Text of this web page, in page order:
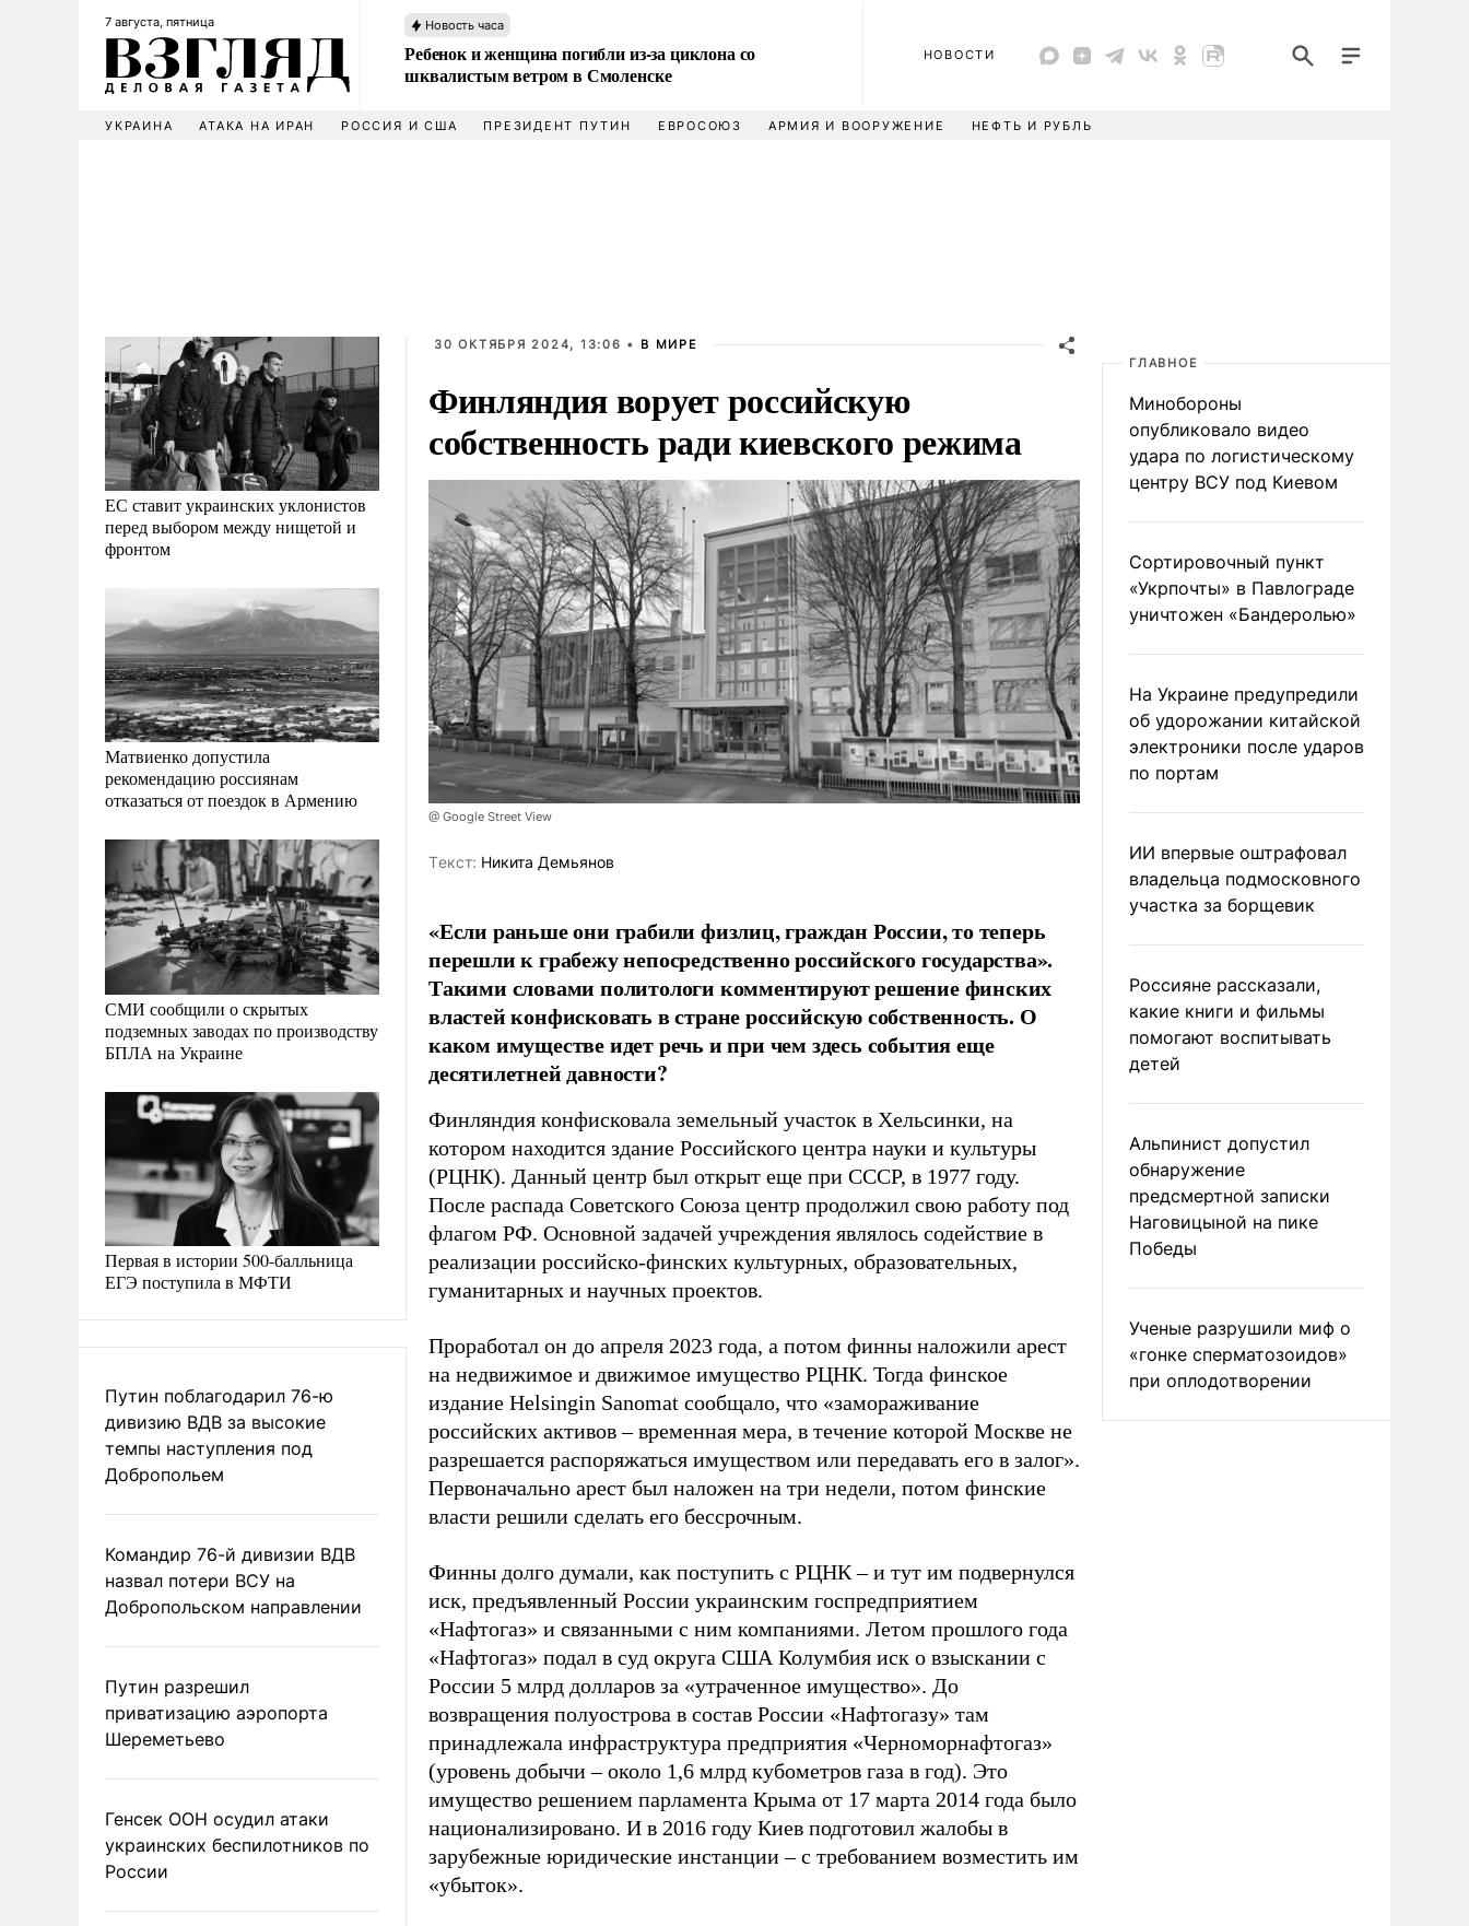
7 августа, пятница Новость часа
Ребенок и женщина погибли из-за циклона со
шквалистым ветром в Смоленске
НОВОСТИ
УКРАИНА АТАКА НА ИРАН РОССИЯ И США ПРЕЗИДЕНТ ПУТИН ЕВРОСОЮЗ АРМИЯ И ВООРУЖЕНИЕ НЕФТЬ И РУБЛЬ
ЕС ставит украинских уклонистов
перед выбором между нищетой и
фронтом
Матвиенко допустила
рекомендацию россиянам
отказаться от поездок в Армению
СМИ сообщили о скрытых
подземных заводах по производству
БПЛА на Украине
Первая в истории 500-балльница
ЕГЭ поступила в МФТИ
Путин поблагодарил 76-ю
дивизию ВДВ за высокие
темпы наступления под
Добропольем
Командир 76-й дивизии ВДВ
назвал потери ВСУ на
Добропольском направлении
Путин разрешил
приватизацию аэропорта
Шереметьево
Генсек ООН осудил атаки
украинских беспилотников по
России
30 ОКТЯБРЯ 2024, 13:06 • В МИРЕ
Финляндия ворует российскую
собственность ради киевского режима
@ Google Street View
Tекст: Никита Демьянов
«Если раньше они грабили физлиц, граждан России, то теперь
перешли к грабежу непосредственно российского государства».
Такими словами политологи комментируют решение финских
властей конфисковать в стране российскую собственность. О
каком имуществе идет речь и при чем здесь события еще
десятилетней давности?
Финляндия конфисковала земельный участок в Хельсинки, на
котором находится здание Российского центра науки и культуры
(РЦНК). Данный центр был открыт еще при СССР, в 1977 году.
После распада Советского Союза центр продолжил свою работу под
флагом РФ. Основной задачей учреждения являлось содействие в
реализации российско-финских культурных, образовательных,
гуманитарных и научных проектов.
Проработал он до апреля 2023 года, а потом финны наложили арест
на недвижимое и движимое имущество РЦНК. Тогда финское
издание Helsingin Sanomat сообщало, что «замораживание
российских активов – временная мера, в течение которой Москве не
разрешается распоряжаться имуществом или передавать его в залог».
Первоначально арест был наложен на три недели, потом финские
власти решили сделать его бессрочным.
Финны долго думали, как поступить с РЦНК – и тут им подвернулся
иск, предъявленный России украинским госпредприятием
«Нафтогаз» и связанными с ним компаниями. Летом прошлого года
«Нафтогаз» подал в суд округа США Колумбия иск о взыскании с
России 5 млрд долларов за «утраченное имущество». До
возвращения полуострова в состав России «Нафтогазу» там
принадлежала инфраструктура предприятия «Черноморнафтогаз»
(уровень добычи – около 1,6 млрд кубометров газа в год). Это
имущество решением парламента Крыма от 17 марта 2014 года было
национализировано. И в 2016 году Киев подготовил жалобы в
зарубежные юридические инстанции – с требованием возместить им
«убыток».
ГЛАВНОЕ
Минобороны
опубликовало видео
удара по логистическому
центру ВСУ под Киевом
Сортировочный пункт
«Укрпочты» в Павлограде
уничтожен «Бандеролью»
На Украине предупредили
об удорожании китайской
электроники после ударов
по портам
ИИ впервые оштрафовал
владельца подмосковного
участка за борщевик
Россияне рассказали,
какие книги и фильмы
помогают воспитывать
детей
Альпинист допустил
обнаружение
предсмертной записки
Наговицыной на пике
Победы
Ученые разрушили миф о
«гонке сперматозоидов»
при оплодотворении